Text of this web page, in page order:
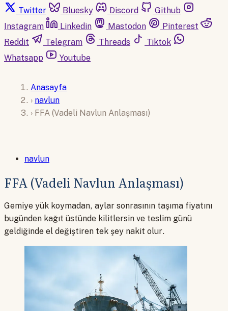
Twitter
Bluesky Discord
Github
Instagram
Linkedin Mastodon
Pinterest
Reddit
Telegram Threads
Tiktok
Whatsapp
Youtube
Anasayfa
› navlun
› FFA (Vadeli Navlun Anlaşması)
navlun
FFA (Vadeli Navlun Anlaşması)
Gemiye yük koymadan, aylar sonrasının taşıma fiyatını
bugünden kağıt üstünde kilitlersin ve teslim günü
geldiğinde el değiştiren tek şey nakit olur.